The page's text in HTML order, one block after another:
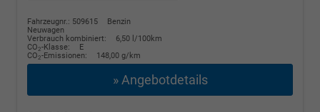
Fahrzeugnr.: 509615
Benzin
Neuwagen
Verbrauch kombiniert:
6,50 l/100km
CO2-Klasse:
E
CO2-Emissionen: 148,00 g/km
» Angebotdetails